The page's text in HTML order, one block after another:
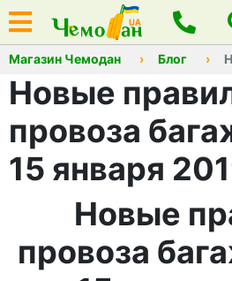
Магазин Чемодан Блог
Новые
провоза
15 января
Новые
провоза